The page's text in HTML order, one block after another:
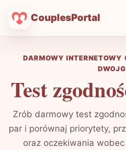
CouplesPortal
DARMOWY
Test
Zrób darmowy test
par i porównaj priorytety,
oraz oczekiwania